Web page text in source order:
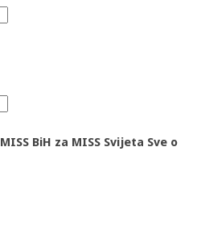
MISS BiH za MISS Svijeta Sve o